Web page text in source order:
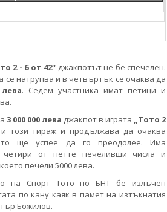
2 - 6 от 42“ джакпотът не бе спечелен.
се натрупва и в четвъртък се очаква да
. Седем участника имат петици и
3 000 000 лева джакпот в играта „Тото 2
този тираж и продължава да очаква
ще успее да го преодолее. Има
четири от петте печеливши числа и
печели 5000 лева.
на Спорт Тото по БНТ бе излъчен
по кану каяк в памет на изтъкнатия
Божилов.